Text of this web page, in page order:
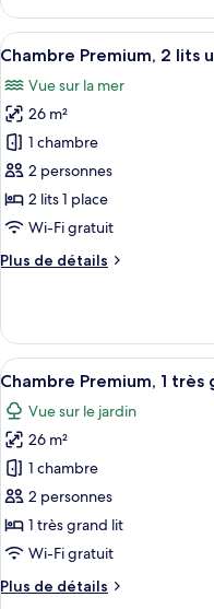
lits
une
place,
fumeurs
le
type
de
Chambre
Premium,
lits
une
place,
fumeurs
Afficher
toutes
les
photos
pour
ce
type
de
chambre :
Chambre
lits
une
place,
fumeurs
6
Chambre Premium, 2 lits
Vue sur la mer
26 m²
1 chambre
2 personnes
2 lits 1 place
Wi-Fi gratuit
Plus de détails
Plus
le
type
de
Chambre
Premium,
lits
une
place,
fumeurs
Afficher
toutes
les
photos
pour
ce
type
de
chambre :
Chambre
6
Chambre Premium, 1
Vue sur le jardin
26 m²
1 chambre
2 personnes
1 très grand lit
Wi-Fi gratuit
Plus de détails
Plus